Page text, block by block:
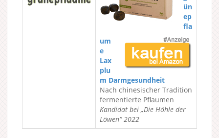
ün
ep
fla
um
e
Lax
plu
m Darmgesundheit
Nach chinesischer Tradition
fermentierte Pflaumen
Kandidat bei „Die Höhle der
Löwen“ 2022